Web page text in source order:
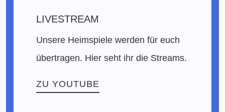
LIVESTREAM
Unsere Heimspiele werden für euch
übertragen. Hier seht ihr die Streams.
ZU YOUTUBE